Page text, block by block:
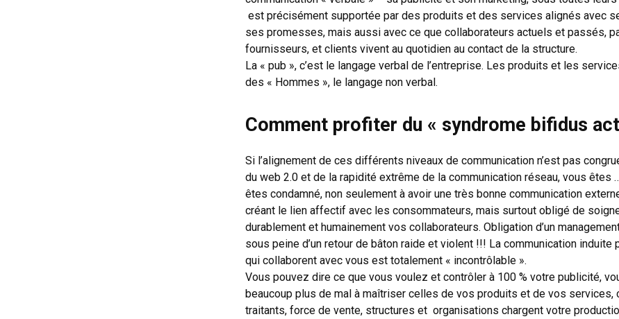
est précisément supportée par des produits et des services alignés avec
ses promesses, mais aussi avec ce que collaborateurs actuels et passés,
fournisseurs, et clients vivent au quotidien au contact de la structure.
La « pub », c’est le langage verbal de l’entreprise. Les produits et les
des « Hommes », le langage non verbal.
Comment profiter du « syndrome bifidus
Si l’alignement de ces différents niveaux de communication n’est pas
du web 2.0 et de la rapidité extrême de la communication réseau, vous êtes
êtes condamné, non seulement à avoir une très bonne communication
créant le lien affectif avec les consommateurs, mais surtout obligé de
durablement et humainement vos collaborateurs. Obligation d’un
sous peine d’un retour de bâton raide et violent !!! La communication induite
qui collaborent avec vous est totalement « incontrôlable ».
Vous pouvez dire ce que vous voulez et contrôler à 100 % votre publicité,
beaucoup plus de mal à maîtriser celles de vos produits et de vos services,
traitants, force de vente, structures et organisations chargent votre